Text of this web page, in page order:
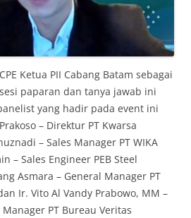
Ketua PII Cabang Batam sebagai
paparan dan tanya jawab ini
yang hadir pada event ini
– Direktur PT Kwarsa
– Sales Manager PT WIKA
– Sales Engineer PEB Steel
Asmara – General Manager PT
Ir. Vito Al Vandy Prabowo, MM –
PT Bureau Veritas